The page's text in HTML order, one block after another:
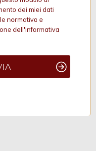
dei miei dati
normativa e
dell'informativa